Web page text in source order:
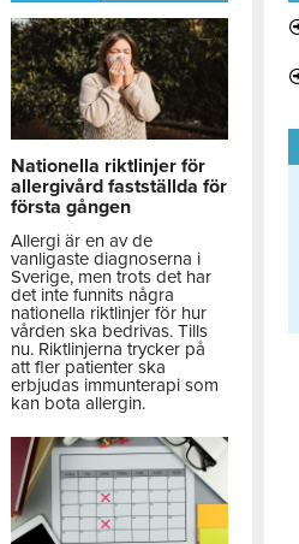
Nationella riktlinjer för
allergivård fastställda för
första gången
Allergi är en av de
vanligaste diagnoserna i
Sverige, men trots det har
det inte funnits några
nationella riktlinjer för hur
vården ska bedrivas. Tills
nu. Riktlinjerna trycker på
att fler patienter ska
erbjudas immunterapi som
kan bota allergin.